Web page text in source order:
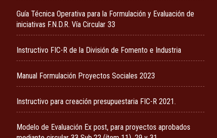
Guía Técnica Operativa para la Formulación y Evaluación de
iniciativas F.N.D.R. Vía Circular 33
Instructivo FIC-R de la División de Fomento e Industria
Manual Formulación Proyectos Sociales 2023
Instructivo para creación presupuestaria FIC-R 2021.
Modelo de Evaluación Ex post, para proyectos aprobados